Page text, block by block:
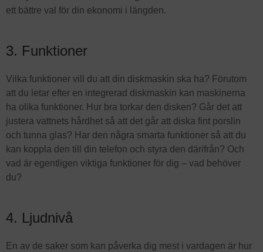
ett bättre val för din ekonomi i längden.
3. Funktioner
Vilka funktioner vill du att din diskmaskin ska ha? Förutom
att du letar efter en integrerad diskmaskin kan maskinerna
ha olika funktioner. Hur bra torkar den disken? Går det att
justera vattnets hårdhet så att det går att diska fint porslin
och tunna glas? Har den några smarta funktioner så att du
kan koppla den till din telefon och styra den därifrån? Och
vad är egentligen viktiga funktioner för dig – vad behöver
du?
4. Ljudnivå
En av de saker som kan påverka dig mest i vardagen är hur